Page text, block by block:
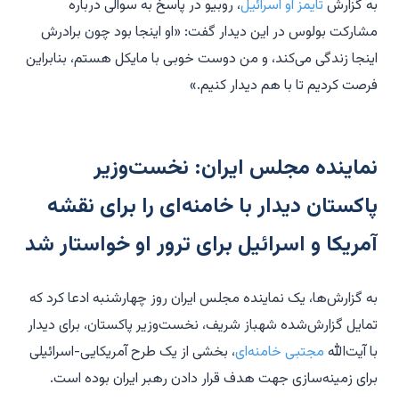
به گزارش تایمز آو اسرائیل، روبیو در پاسخ به سوالی درباره
مشارکت بولوس در این دیدار گفت: «او اینجا بود چون برادرش
اینجا زندگی می‌کند، و من دوست خوبی با مایکل هستم، بنابراین
فرصت کردیم تا با هم دیدار کنیم.»
نماینده مجلس ایران: نخست‌وزیر
پاکستان دیدار با خامنه‌ای را برای نقشه
آمریکا و اسرائیل برای ترور او خواستار شد
به گزارش‌ها، یک نماینده مجلس ایران روز چهارشنبه ادعا کرد که
تمایل گزارش‌شده شهباز شریف، نخست‌وزیر پاکستان، برای دیدار
با آیت‌الله مجتبی خامنه‌ای، بخشی از یک طرح آمریکایی-اسرائیلی
برای زمینه‌سازی جهت هدف قرار دادن رهبر ایران بوده است.